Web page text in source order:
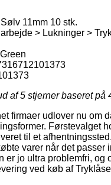
11mm 10 stk.
> Lukninger >
af 5 stjerner baseret på
firmaer udlover nu om
Førstevalget
til et
varer når det passer
er jo ultra problemfri, og
ved køb af